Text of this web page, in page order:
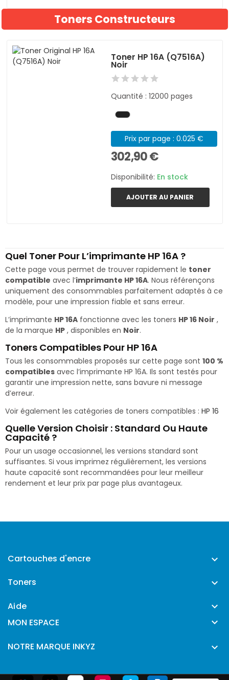
Toners Constructeurs
Toner HP 16A (Q7516A)
Noir
Quantité : 12000 pages
Prix par page : 0.025 €
302,90 €
Disponibilité: En stock
AJOUTER AU PANIER
Quel Toner Pour L’imprimante HP 16A ?
Cette page vous permet de trouver rapidement le toner
compatible avec l’imprimante HP 16A. Nous référençons
uniquement des consommables parfaitement adaptés à ce
modèle, pour une impression fiable et sans erreur.
L’imprimante HP 16A fonctionne avec les toners HP 16 Noir ,
de la marque HP , disponibles en Noir.
Toners Compatibles Pour HP 16A
Tous les consommables proposés sur cette page sont 100 %
compatibles avec l’imprimante HP 16A. Ils sont testés pour
garantir une impression nette, sans bavure ni message
d’erreur.
Voir également les catégories de toners compatibles : HP 16
Quelle Version Choisir : Standard Ou Haute
Capacité ?
Pour un usage occasionnel, les versions standard sont
suffisantes. Si vous imprimez régulièrement, les versions
haute capacité sont recommandées pour leur meilleur
rendement et leur prix par page plus avantageux.
Cartouches d'encre 
Toners 
Aide 
MON ESPACE 
NOTRE MARQUE INKYZ 